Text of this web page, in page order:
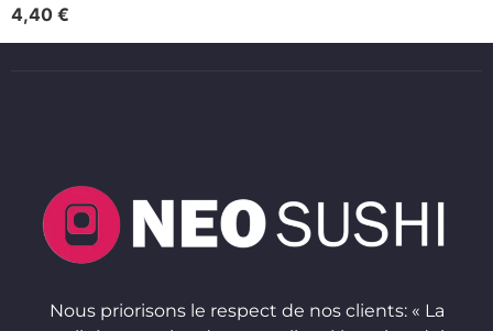
4,40 €
Nous priorisons le respect de nos clients: « La